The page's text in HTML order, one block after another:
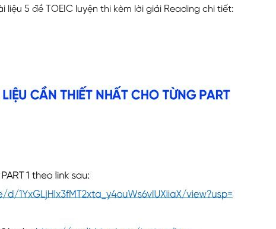
5 đề TOEIC luyện thi kèm lời giải Reading chi tiết: